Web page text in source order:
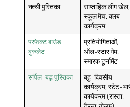
नत्थी पुस्तिका
साप्ताहिक लीग खेल,
स्कूल मैच, क्लब
कार्यक्रम
परफेक्ट बाउंड
बुकलेट
प्रतियोगिताओं,
ऑल-स्टार गेम,
स्मारक टूर्नामेंट
सर्पिल-बद्ध पुस्तिका
बहु-दिवसीय
कार्यक्रम, स्टेट-
कार्यक्रम (रास्ता,